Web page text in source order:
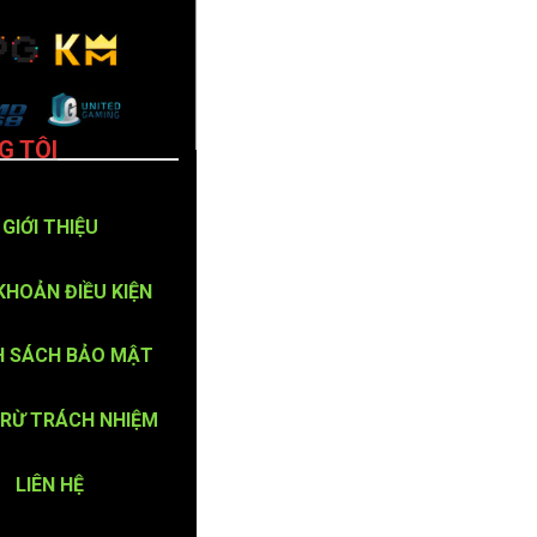
TÔI
GIỚI THIỆU
ĐIỀU KIỆN
SÁCH BẢO MẬT
TRÁCH NHIỆM
LIÊN HỆ